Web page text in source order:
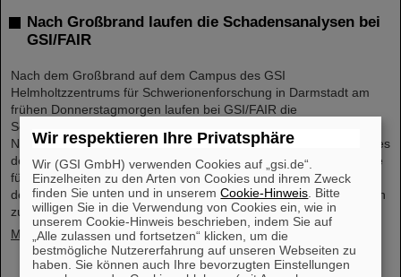
Nach Großbrand laufen die Schadensanalysen bei
GSI/FAIR
Nach dem Großbrand auf dem Campus des GSI
Helmholtzzentrums für Schwerionenforschung in Darmstadt am
frühen Donnerstagmorgen laufen bei GSI/FAIR die
Schadensanalysen auf Hochtouren. Dank der effizienten
Notfallregelungen und des schnellen und professionellen Einsatzes
der Feuerwehren ist der Brand inzwischen gelöscht. Die Baustelle
für das künftige internationale Beschleunigerzentrum FAIR ist von
dem Feuer nicht betroffen. Die Brandursache wird derzeit von den
zuständigen Behörden untersucht...
Mehr »
Wir respektieren Ihre Privatsphäre
Wir (GSI GmbH) verwenden Cookies auf „gsi.de“.
Einzelheiten zu den Arten von Cookies und ihrem Zweck
finden Sie unten und in unseremCookie-Hinweis . Bitte
willigen Sie in die Verwendung von Cookies ein, wie in
unserem Cookie-Hinweis beschrieben, indem Sie auf
„Alle zulassen und fortsetzen“ klicken, um die
bestmögliche Nutzererfahrung auf unseren Webseiten zu
haben. Sie können auch Ihre bevorzugten Einstellungen